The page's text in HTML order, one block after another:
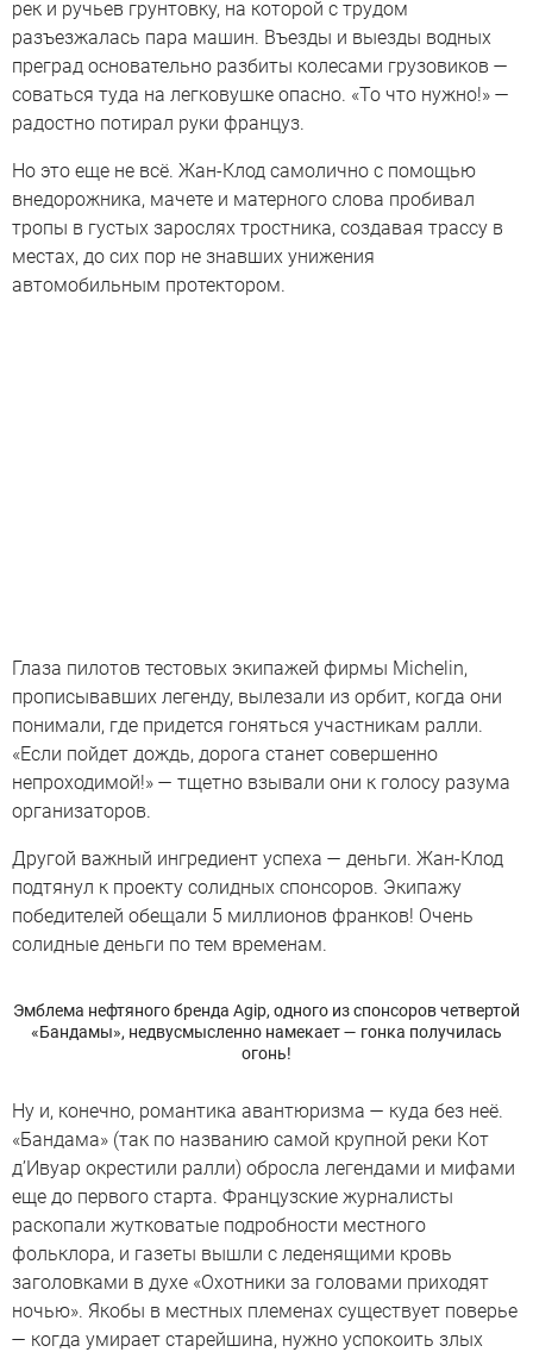
рек и ручьев грунтовку, на которой с трудом
разъезжалась пара машин. Въезды и выезды водных
преград основательно разбиты колесами грузовиков —
соваться туда на легковушке опасно. «То что нужно!» —
радостно потирал руки француз.
Но это еще не всё. Жан-Клод самолично с помощью
внедорожника, мачете и матерного слова пробивал
тропы в густых зарослях тростника, создавая трассу в
местах, до сих пор не знавших унижения
автомобильным протектором.
Глаза пилотов тестовых экипажей фирмы Michelin,
прописывавших легенду, вылезали из орбит, когда они
понимали, где придется гоняться участникам ралли.
«Если пойдет дождь, дорога станет совершенно
непроходимой!» — тщетно взывали они к голосу разума
организаторов.
Другой важный ингредиент успеха — деньги. Жан-Клод
подтянул к проекту солидных спонсоров. Экипажу
победителей обещали 5 миллионов франков! Очень
солидные деньги по тем временам.
Эмблема нефтяного бренда Agip, одного из спонсоров четвертой
«Бандамы», недвусмысленно намекает — гонка получилась
огонь!
Ну и, конечно, романтика авантюризма — куда без неё.
«Бандама» (так по названию самой крупной реки Кот
д’Ивуар окрестили ралли) обросла легендами и мифами
еще до первого старта. Французские журналисты
раскопали жутковатые подробности местного
фольклора, и газеты вышли с леденящими кровь
заголовками в духе «Охотники за головами приходят
ночью». Якобы в местных племенах существует поверье
— когда умирает старейшина, нужно успокоить злых